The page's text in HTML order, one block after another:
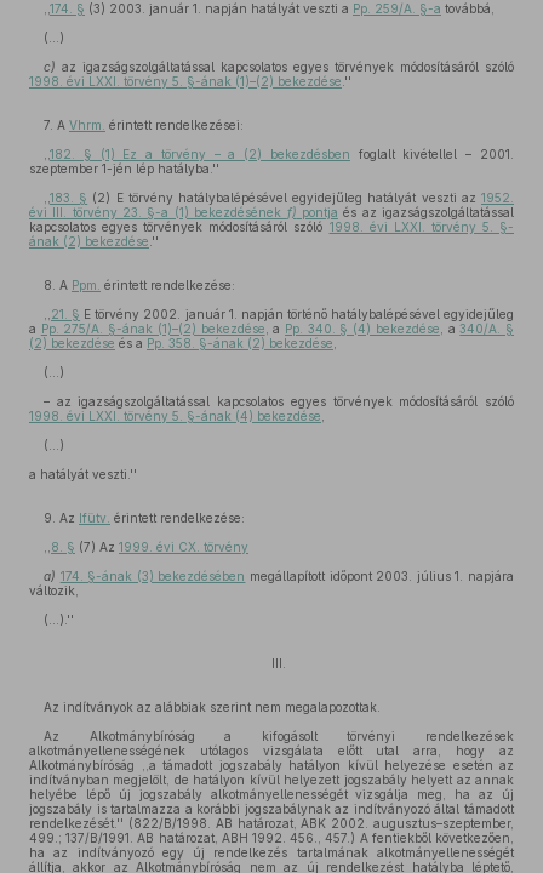
174. § (3) 2003. január 1. napján hatályát veszti a Pp. 259/A. §-a továbbá,
(...)
c) az igazságszolgáltatással kapcsolatos egyes törvények módosításáról szóló
1998. évi LXXI. törvény 5. §-ának (1)–(2) bekezdése .''
7. A Vhrm. érintett rendelkezései:
182. § (1) Ez a törvény – a (2) bekezdésben foglalt kivétellel – 2001.
szeptember 1-jén lép hatályba.''
183. § (2) E törvény hatálybalépésével egyidejűleg hatályát veszti az1952.
évi III. törvény 23. §-a (1) bekezdésének f) pontja és az igazságszolgáltatással
kapcsolatos egyes törvények módosításáról szóló 1998. évi LXXI. törvény 5. §-
ának (2) bekezdése .''
8. A Ppm. érintett rendelkezése:
21. § E törvény 2002. január 1. napján történő hatálybalépésével egyidejűleg
a Pp. 275/A. §-ának (1)–(2) bekezdése , a Pp. 340. § (4) bekezdése , a340/A. §
(2) bekezdése és a Pp. 358. §-ának (2) bekezdése
(...)
– az igazságszolgáltatással kapcsolatos egyes törvények módosításáról szóló
1998. évi LXXI. törvény 5. §-ának (4) bekezdése
(...)
a hatályát veszti.''
9. Az Ifütv. érintett rendelkezése:
8. § (7) Az 1999. évi CX. törvény
a) 174. §-ának (3) bekezdésében megállapított időpont 2003. július 1. napjára
változik,
(...).''
III.
Az indítványok az alábbiak szerint nem megalapozottak.
Az Alkotmánybíróság a kifogásolt törvényi rendelkezések
alkotmányellenességének utólagos vizsgálata előtt utal arra, hogy az
Alkotmánybíróság ,,a támadott jogszabály hatályon kívül helyezése esetén az
indítványban megjelölt, de hatályon kívül helyezett jogszabály helyett az annak
helyébe lépő új jogszabály alkotmányellenességét vizsgálja meg, ha az új
jogszabály is tartalmazza a korábbi jogszabálynak az indítványozó által támadott
rendelkezését.'' (822/B/1998. AB határozat, ABK 2002. augusztus–szeptember,
499.; 137/B/1991. AB határozat, ABH 1992. 456., 457.) A fentiekből következően,
ha az indítványozó egy új rendelkezés tartalmának alkotmányellenességét
állítja, akkor az Alkotmánybíróság nem az új rendelkezést hatályba léptető,